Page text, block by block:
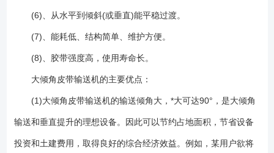
拍打输送带背面,震落粘在输送带上的物料。 10.拉紧装置：它的作用
有:1.使输送带具有足够的张力,保证输送带和传动滚筒间不打滑。2.***输送
11.机架、头部漏斗、头部护罩、导料槽、中间架、中间架支腿等：在输送
机中分别起支承、防尘和导料作用。本系列中间架支腿有低式、中式和高
式中间架支腿)。 1、 尾架（带张紧装置） 2、尾架 3、挡边输送带
4、导料槽 5、凹弧段支架 6、压带轮 7、改向轮 8、中间架 9、中间架支
(6)、从水平到倾斜(或垂直)能平稳过渡。
(7)、能耗低、结构简单、维护方便。
(8)、胶带强度高，使用寿命长。
大倾角皮带输送机的主要优点：
(1)大倾角皮带输送机的输送倾角大，*大可达90°，是大倾角
输送和垂直提升的理想设备。因此可以节约占地面积，节省设备
投资和土建费用，取得良好的综合经济效益。例如，某用户欲将